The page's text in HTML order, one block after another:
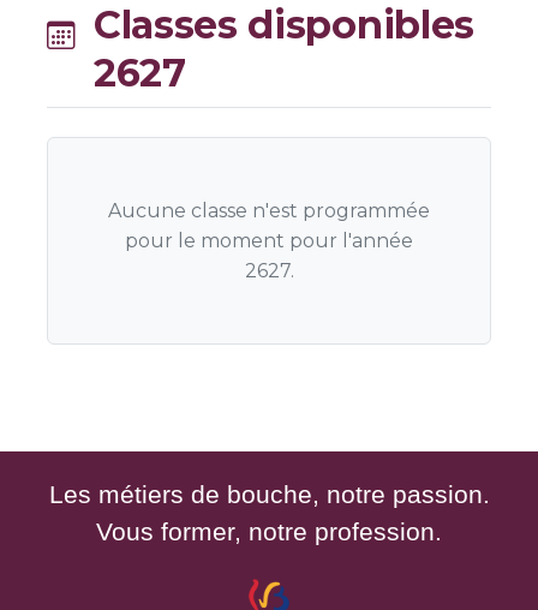
Classes disponibles
2627
Aucune classe n'est programmée
pour le moment pour l'année
2627.
Les métiers de bouche, notre passion.
Vous former, notre profession.